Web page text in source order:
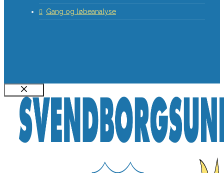
Gang og løbeanalyse
Luk